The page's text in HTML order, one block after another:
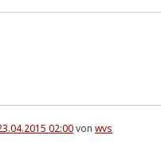
02:00von wvs